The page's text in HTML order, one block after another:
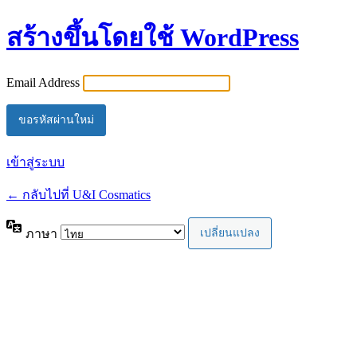
สร้างขึ้นโดยใช้ WordPress
Email Address
เข้าสู่ระบบ
← กลับไปที่ U&I Cosmatics
ภาษา